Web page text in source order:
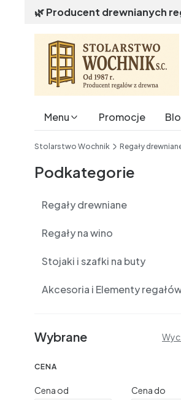
🌿 Producent drewnianych
Menu Promocje
Stolarstwo Wochnik Regały
Podkategorie
Regały drewniane
Regały na wino
Stojaki i szafki na buty
Akcesoria i Elementy
Wybrane
CENA
Cena od
Cena do